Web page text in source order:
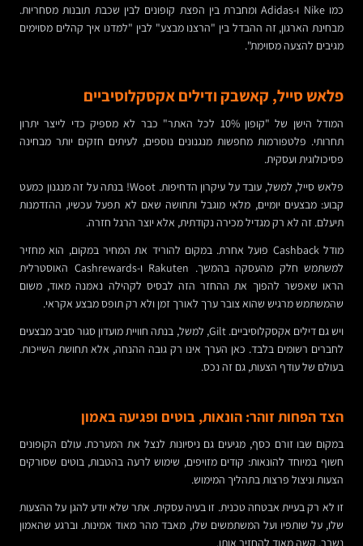
כמו Nike ו-Adidas ומחברת בין הפצת קופונים לבין שכבת תובנות מסחריות.
מבחינת הארגון, זה ההבדל בין "הרצנו מבצע" לבין "למדנו איך קהלים מסוימים
מגיבים להצעה מסוימת".
פלאש סייל, קאשבק ודילים אקסקלוסיביים
המודל הישן של "קופון 10% לכל האתר" כבר לא מספיק כדי לייצר יתרון
תחרותי. פלטפורמות מחפשות מנגנונים נוספים, לעיתים חזקים יותר מבחינה
פסיכולוגית ועסקית.
פלאש סייל, למשל, עובד על עיקרון הדחיפות. Woot! בנתה על זה מנגנון כמעט
קבוע: מבצעים יומיים, מלאי מוגבל ותחושה שאם לא תפעל עכשיו, ההזדמנות
תיעלם. זה לא רק מגדיל מכירה נקודתית, אלא יוצר הרגל חזרה.
מודל Cashback פועל אחרת. במקום להוריד את המחיר במקום, הוא מחזיר
למשתמש חלק מהעסקה בהמשך. Rakuten ו-Cashrewards האוסטרלית
הראו שאפשר להפוך את ההחזר הזה לבסיס לקהילה נאמנה מאוד, משום
שהמשתמש מרגיש שהוא צובר ערך לאורך זמן ולא רק תופס מבצע אקראי.
ויש גם דילים אקסקלוסיביים. Gilt, למשל, בנתה חוויית מועדון סגור סביב מבצעים
לחברים רשומים בלבד. כאן הערך אינו רק גובה ההנחה, אלא תחושת השייכות.
בעולם של עודף הצעות, גם זה נכס.
הצד הפחות זוהר: הונאות, בוטים ופגיעה באמון
במקום שבו זורם כסף, מגיעים גם ניסיונות לנצל את המערכת. עולם הקופונים
חשוף במיוחד להונאות: קודים מזויפים, שימוש לרעה בהטבות, בוטים שסורקים
הצעות וניצול פרצות בתהליך המימוש.
זו לא רק בעיית אבטחה טכנית. זו בעיה עסקית. אתר שלא יודע להגן על ההצעות
שלו, על שותפיו ועל המשתמשים שלו, מאבד מהר מאוד אמינות. וברגע שהאמון
נשבר, קשה מאוד להחזיר אותו.